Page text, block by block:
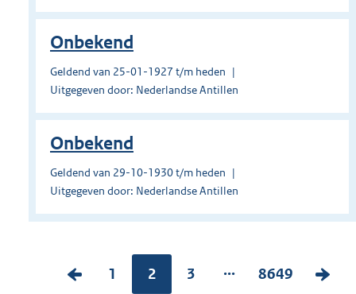
Onbekend
Geldend van 25-01-1927 t/m heden
Uitgegeven door: Nederlandse Antillen
Onbekend
Geldend van 29-10-1930 t/m heden
Uitgegeven door: Nederlandse Antillen
V
P
1 Pagina:
2
P
3 ...
P
8649
V